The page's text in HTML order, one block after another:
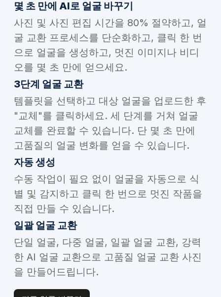
몇 초 만에 AI로 얼굴 바꾸기
사진 및 사진 편집 시간을 80% 절약하고, 얼
굴 교환 프로세스를 단순화하고, 클릭 한 번
으로 얼굴을 생성하고, 멋진 이미지나 비디
오를 몇 초 만에 얻으세요.
3단계 얼굴 교환
템플릿을 선택하고 대상 얼굴을 업로드한 후
"교체"를 클릭하세요. 세 단계를 거쳐 얼굴
교체를 완료할 수 있습니다. 단 몇 초 만에
고품질의 얼굴 변화를 얻을 수 있습니다.
자동 생성
수동 작업이 필요 없이 얼굴을 자동으로 식
별 및 감지하고 클릭 한 번으로 멋진 작품을
직접 만들 수 있습니다.
일괄 얼굴 교환
단일 얼굴, 다중 얼굴, 일괄 얼굴 교환, 강력
한 AI 얼굴 교환으로 고품질 얼굴 교환 사진
을 만들어드립니다.